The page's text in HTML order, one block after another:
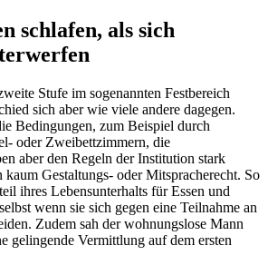
schlafen, als sich
Stufe im sogenannten Festbereich
sich aber wie viele andere dagegen.
Bedingungen, zum Beispiel durch
oder Zweibettzimmern, die
aber den Regeln der Institution stark
Gestaltungs- oder Mitspracherecht. So
ihres Lebensunterhalts für Essen und
wenn sie sich gegen eine Teilnahme an
Zudem sah der wohnungslose Mann
gelingende Vermittlung auf dem ersten